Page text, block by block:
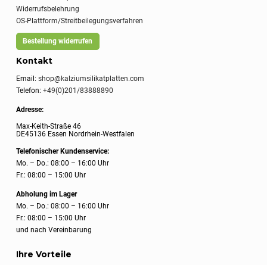
Widerrufsbelehrung
OS-Plattform/Streitbeilegungsverfahren
Bestellung widerrufen
Kontakt
Email:shop@kalziumsilikatplatten.com
Telefon:+49(0)201/83888890
Adresse:
Max-Keith-Straße 46
DE45136 Essen Nordrhein-Westfalen
Telefonischer Kundenservice:
Mo. – Do.: 08:00 – 16:00 Uhr
Fr.: 08:00 – 15:00 Uhr
Abholung im Lager
Mo. – Do.: 08:00 – 16:00 Uhr
Fr.: 08:00 – 15:00 Uhr
und nach Vereinbarung
Ihre Vorteile